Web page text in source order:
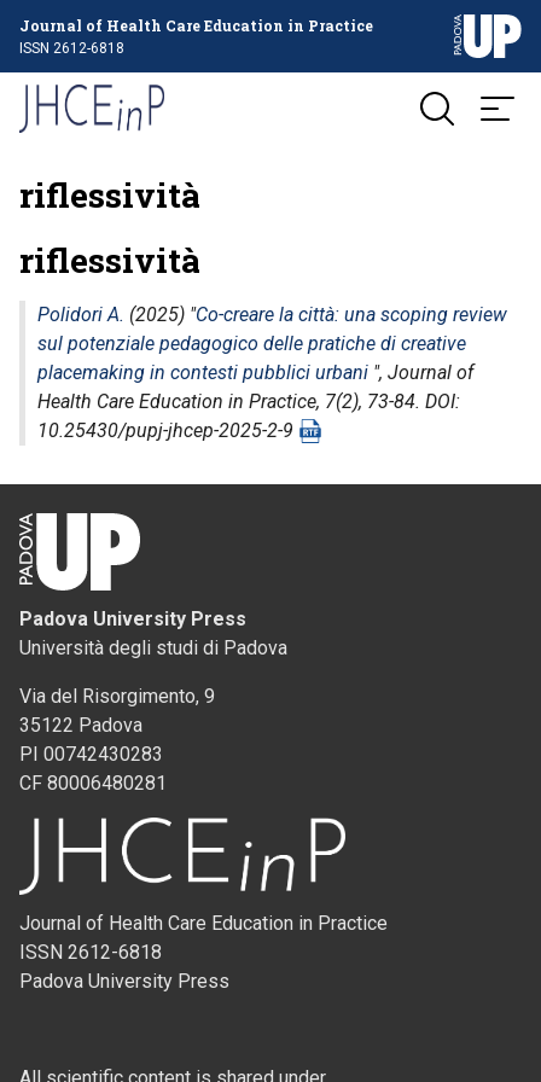
Journal of Health Care Education in Practice
ISSN 2612-6818
riflessività
riflessività
Polidori A. (2025) "Co-creare la città: una scoping review
sul potenziale pedagogico delle pratiche di creative
placemaking in contesti pubblici urbani ", Journal of
Health Care Education in Practice, 7(2), 73-84. DOI:
10.25430/pupj-jhcep-2025-2-9
Padova University Press
Università degli studi di Padova
Via del Risorgimento, 9
35122 Padova
PI 00742430283
CF 80006480281
Journal of Health Care Education in Practice
ISSN 2612-6818
Padova University Press